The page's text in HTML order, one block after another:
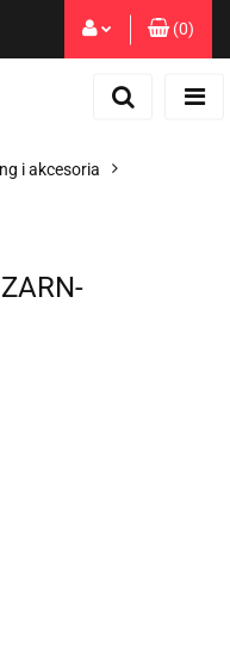
zgłoszenie
(0)
i akcesoria